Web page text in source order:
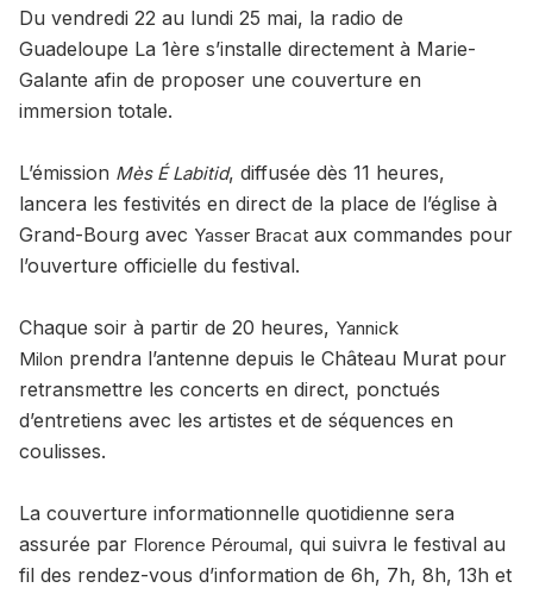
Du vendredi 22 au lundi 25 mai, la radio de
Guadeloupe La 1ère s’installe directement à Marie-
Galante afin de proposer une couverture en
immersion totale.
L’émission Mès É Labitid, diffusée dès 11 heures,
lancera les festivités en direct de la place de l’église à
Grand-Bourg avec Yasser Bracat aux commandes pour
l’ouverture officielle du festival.
Chaque soir à partir de 20 heures, Yannick
Milon prendra l’antenne depuis le Château Murat pour
retransmettre les concerts en direct, ponctués
d’entretiens avec les artistes et de séquences en
coulisses.
La couverture informationnelle quotidienne sera
assurée par Florence Péroumal, qui suivra le festival au
fil des rendez-vous d’information de 6h, 7h, 8h, 13h et